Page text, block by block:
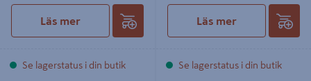
Läs mer
Se lagerstatus i din butik
Läs mer
Se lagerstatus i din butik